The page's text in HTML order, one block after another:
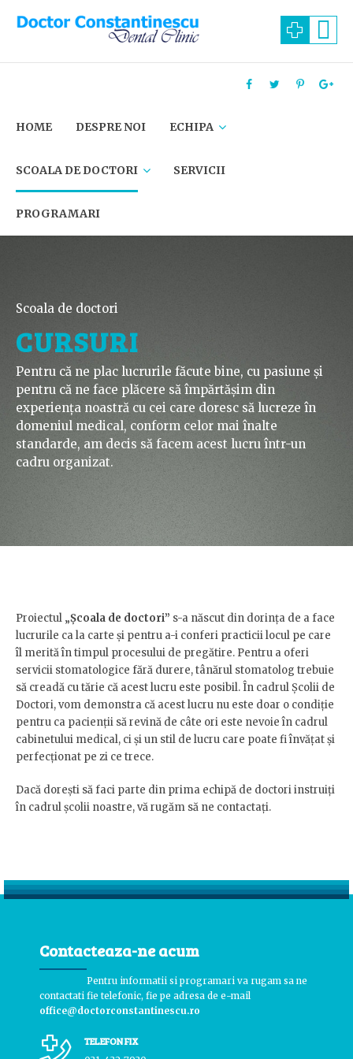
HOME DESPRE NOI ECHIPA
SCOALA DE DOCTORI SERVICII
PROGRAMARI
Scoala de doctori
CURSURI
Pentru că ne plac lucrurile făcute bine, cu pasiune și
pentru că ne face plăcere să împărtășim din
experiența noastră cu cei care doresc să lucreze în
domeniul medical, conform celor mai înalte
standarde, am decis să facem acest lucru într-un
cadru organizat.
Proiectul „Școala de doctori” s-a născut din dorința de a face
lucrurile ca la carte și pentru a-i conferi practicii locul pe care
îl merită în timpul procesului de pregătire. Pentru a oferi
servicii stomatologice fără durere, tânărul stomatolog trebuie
să creadă cu tărie că acest lucru este posibil. În cadrul Școlii de
Doctori, vom demonstra că acest lucru nu este doar o condiție
pentru ca pacienții să revină de câte ori este nevoie în cadrul
cabinetului medical, ci și un stil de lucru care poate fi învățat și
perfecționat pe zi ce trece.
Dacă dorești să faci parte din prima echipă de doctori instruiți
în cadrul școlii noastre, vă rugăm să ne contactați.
Contacteaza-ne acum
Pentru informatii si programari va rugam sa ne
contactati fie telefonic, fie pe adresa de e-mail
office@doctorconstantinescu.ro
TELEFON FIX